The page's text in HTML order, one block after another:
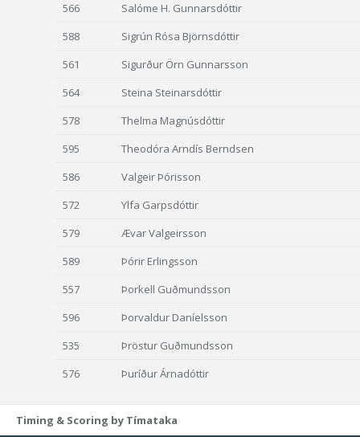
566
Salóme H. Gunnarsdóttir
588
Sigrún Rósa Björnsdóttir
561
Sigurður Örn Gunnarsson
564
Steina Steinarsdóttir
578
Thelma Magnúsdóttir
595
Theodóra Arndís Berndsen
586
Valgeir Þórisson
572
Ylfa Garpsdóttir
579
Ævar Valgeirsson
589
Þórir Erlingsson
557
Þorkell Guðmundsson
596
Þorvaldur Daníelsson
535
Þröstur Guðmundsson
576
Þuríður Árnadóttir
Timing & Scoring by Tímataka